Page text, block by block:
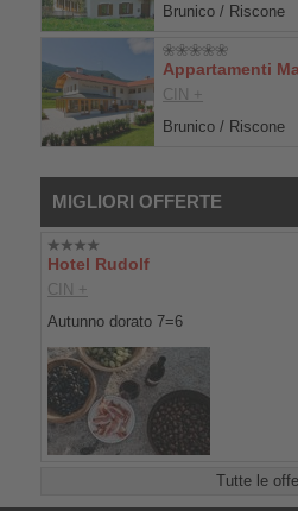
Brunico / Riscone
Appartamenti
CIN +
Brunico / Riscone
MIGLIORI OFFERTE
Hotel Rudolf
CIN +
Autunno dorato 7=6
Tutte le